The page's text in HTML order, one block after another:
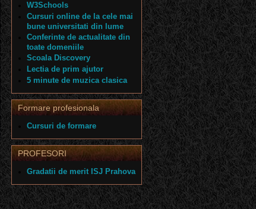
W3Schools
Cursuri online de la cele mai
bune universitati din lume
Conferinte de actualitate din
toate domeniile
Scoala Discovery
Lectia de prim ajutor
5 minute de muzica clasica
Formare profesionala
Cursuri de formare
PROFESORI
Gradatii de merit ISJ Prahova